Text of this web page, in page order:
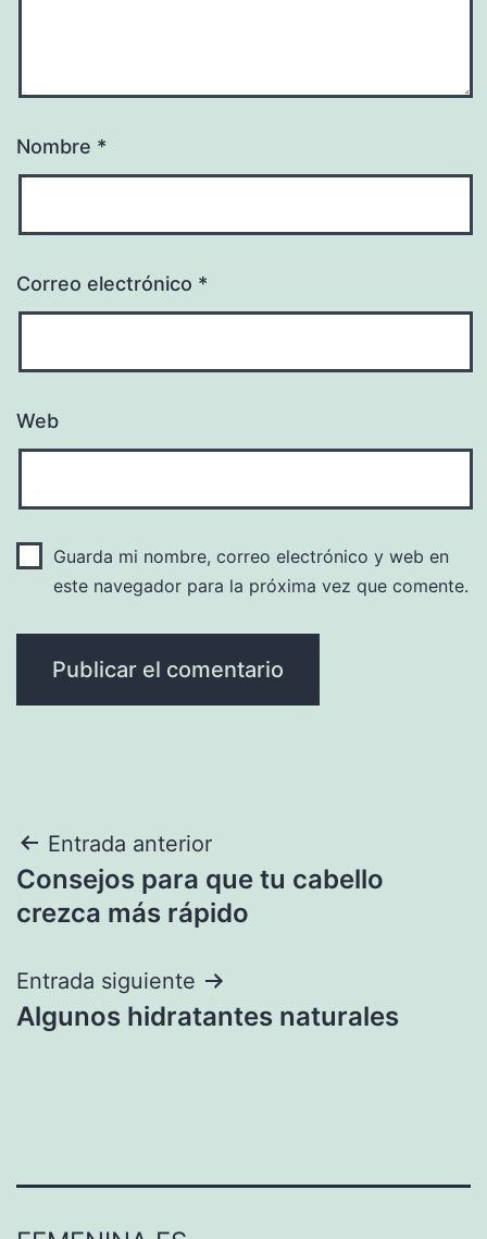
Nombre *
Correo electrónico *
Web
Guarda mi nombre, correo electrónico y web en
este navegador para la próxima vez que comente.
Navegación
de
Entrada anterior
Consejos para que tu cabello
crezca más rápido
Entrada siguiente
Algunos hidratantes naturales